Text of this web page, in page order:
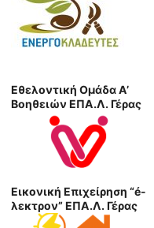
Εθελοντική Ομάδα Α’
Βοηθειών ΕΠΑ.Λ. Γέρας
Εικονική Επιχείρηση “é-
λεκτρον” ΕΠΑ.Λ. Γέρας